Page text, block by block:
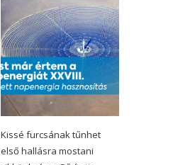
Kissé furcsának tűnhet
első hallásra mostani